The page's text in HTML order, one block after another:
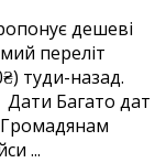
дешеві
переліт
туди-назад.
Багато дат
Громадянам
...